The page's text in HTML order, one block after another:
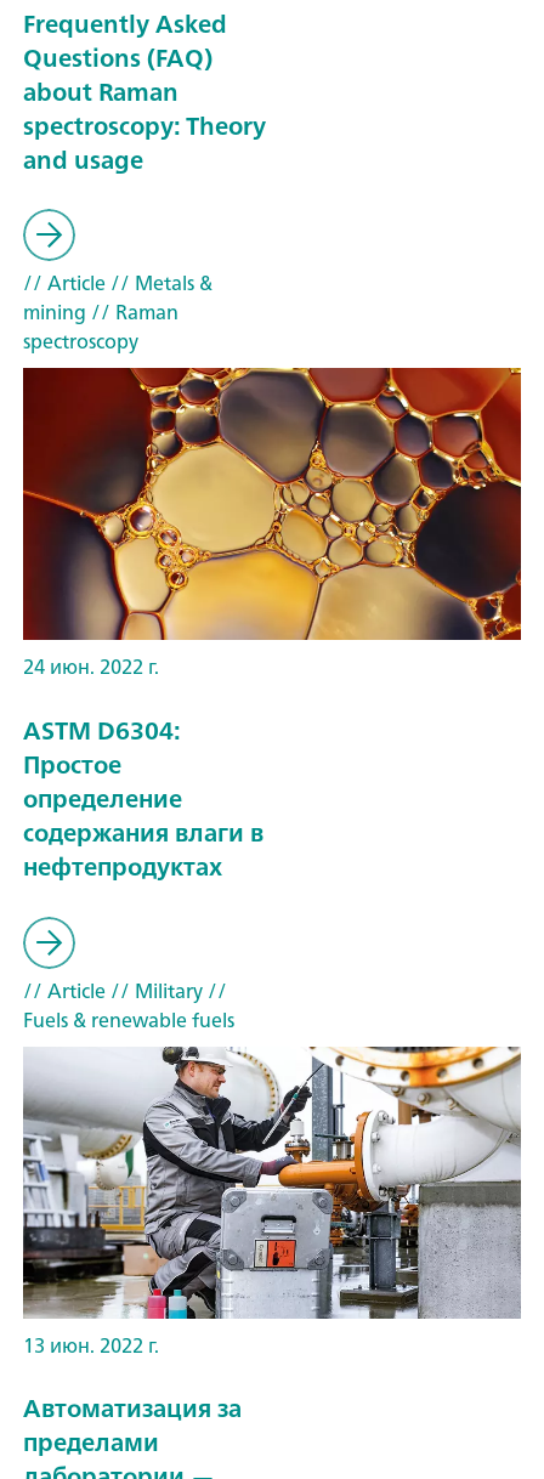
Frequently Asked
Questions (FAQ)
about Raman
spectroscopy: Theory
and usage
// Article// Metals &
mining // Raman
spectroscopy
24 июн. 2022 г.
ASTM D6304:
Простое
определение
содержания влаги в
нефтепродуктах
// Article// Military//
Fuels & renewable fuels
13 июн. 2022 г.
Автоматизация за
пределами